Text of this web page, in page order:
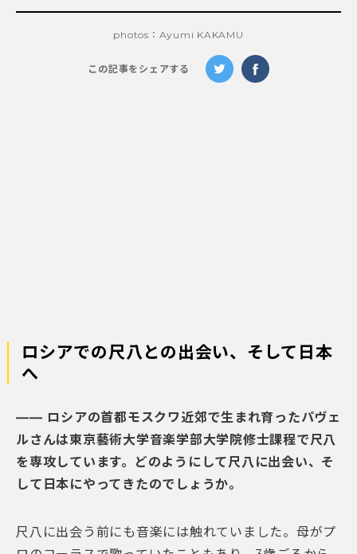
photos：Ayumi KAKAMU
この記事をシェアする
ロシアでの尺八との出会い、そして日本
へ
―― ロシアの首都モスクワ近郊で生まれ育ったパヴェ
ルさんは東京藝術大学音楽学部大学院修士課程で尺八
を専攻しています。どのようにして尺八に出会い、そ
して日本にやってきたのでしょうか。
尺八に出会う前にも音楽には触れていました。母がプ